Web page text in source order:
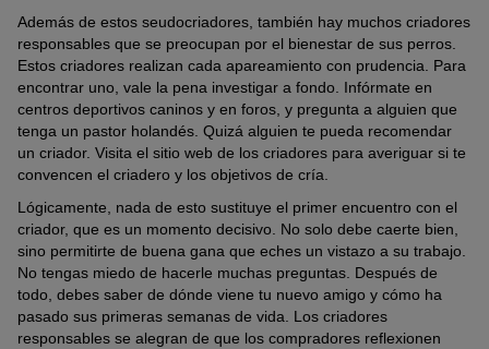
Además de estos seudocriadores, también hay muchos criadores
responsables que se preocupan por el bienestar de sus perros.
Estos criadores realizan cada apareamiento con prudencia. Para
encontrar uno, vale la pena investigar a fondo. Infórmate en
centros deportivos caninos y en foros, y pregunta a alguien que
tenga un pastor holandés. Quizá alguien te pueda recomendar
un criador. Visita el sitio web de los criadores para averiguar si te
convencen el criadero y los objetivos de cría.
Lógicamente, nada de esto sustituye el primer encuentro con el
criador, que es un momento decisivo. No solo debe caerte bien,
sino permitirte de buena gana que eches un vistazo a su trabajo.
No tengas miedo de hacerle muchas preguntas. Después de
todo, debes saber de dónde viene tu nuevo amigo y cómo ha
pasado sus primeras semanas de vida. Los criadores
responsables se alegran de que los compradores reflexionen